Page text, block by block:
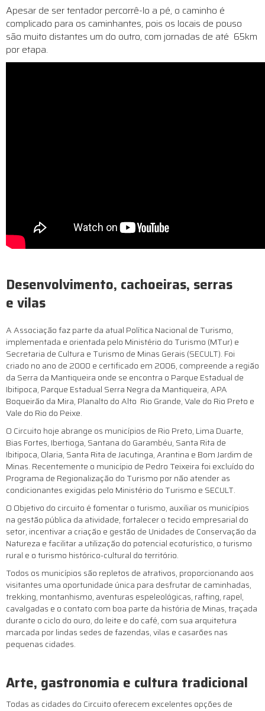
Apesar de ser tentador percorrê-lo a pé, o caminho é
complicado para os caminhantes, pois os locais de pouso
são muito distantes um do outro, com jornadas de até 65km
por etapa.
Desenvolvimento, cachoeiras, serras
e vilas
A Associação faz parte da atual Política Nacional de Turismo,
implementada e orientada pelo Ministério do Turismo (MTur) e
Secretaria de Cultura e Turismo de Minas Gerais (SECULT). Foi
criado no ano de 2000 e certificado em 2006, compreende a região
da Serra da Mantiqueira onde se encontra o Parque Estadual de
Ibitipoca, Parque Estadual Serra Negra da Mantiqueira, APA
Boqueirão da Mira, Planalto do Alto Rio Grande, Vale do Rio Preto e
Vale do Rio do Peixe.​
O Circuito hoje abrange os municípios de Rio Preto, Lima Duarte,
Bias Fortes, Ibertioga, Santana do Garambéu, Santa Rita de
Ibitipoca, Olaria, Santa Rita de Jacutinga, Arantina e Bom Jardim de
Minas. Recentemente o município de Pedro Teixeira foi excluído do
Programa de Regionalização do Turismo por não atender as
condicionantes exigidas pelo Ministério do Turismo e SECULT.​
O Objetivo do circuito é fomentar o turismo, auxiliar os municípios
na gestão pública da atividade, fortalecer o tecido empresarial do
setor, incentivar a criação e gestão de Unidades de Conservação da
Natureza e facilitar a utilização do potencial ecoturístico, o turismo
rural e o turismo histórico-cultural do território.​
Todos os municípios são repletos de atrativos, proporcionando aos
visitantes uma oportunidade única para desfrutar de caminhadas,
trekking, montanhismo, aventuras espeleológicas, rafting, rapel,
cavalgadas e o contato com boa parte da história de Minas, traçada
durante o ciclo do ouro, do leite e do café, com sua arquitetura
marcada por lindas sedes de fazendas, vilas e casarões nas
pequenas cidades.
Arte, gastronomia e cultura tradicional
Todas as cidades do Circuito oferecem excelentes opções de